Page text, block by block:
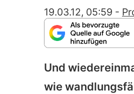
19.03.12, 05:59 -
Und
wie